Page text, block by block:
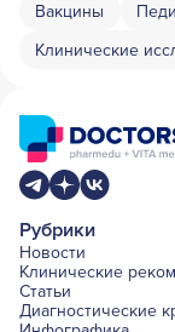
Вакцины
Клинические
Рубрики
Новости
Клинические
Статьи
Диагностические